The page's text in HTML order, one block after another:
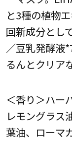
と3種の植物
回新成分とし
／豆乳発酵液
るんとクリア
＜香り＞ハー
レモングラス
葉油、ローマ